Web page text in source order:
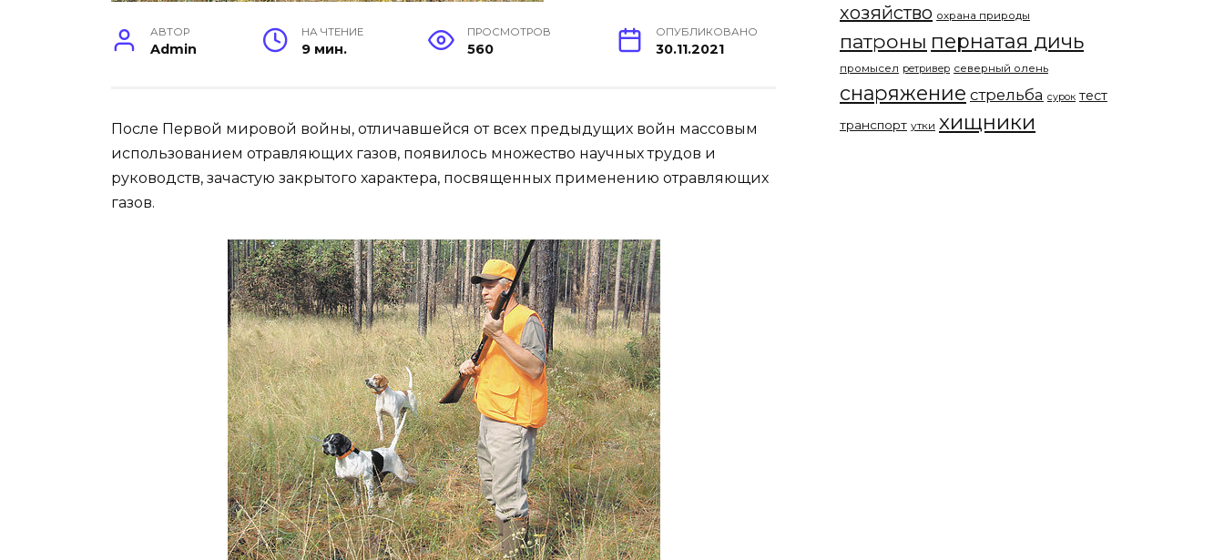
АВТОР
Admin
НА ЧТЕНИЕ
9 мин.
ПРОСМОТРОВ
560
ОПУБЛИКОВАНО
30.11.2021
После Первой мировой войны, отличавшейся от всех предыдущих войн массовым
использованием отравляющих газов, появилось множество научных трудов и
руководств, зачастую закрытого характера, посвященных применению отравляющих
газов.
хозяйство охрана природы
патроны пернатая дичь
промысел ретривер северный олень
снаряжение стрельба сурок тест
транспорт утки хищники